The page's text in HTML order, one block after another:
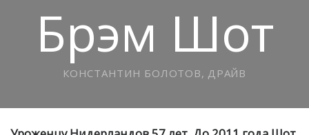
Брэм Шот
КОНСТАНТИН БОЛОТОВ, ДРАЙВ